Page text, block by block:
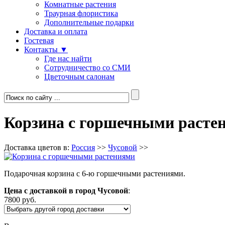
Комнатные растения
Траурная флористика
Дополнительные подарки
Доставка и оплата
Гостевая
Контакты ▼
Где нас найти
Сотрудничество со СМИ
Цветочным салонам
Корзина с горшечными
Доставка цветов в: Россия >> Чусовой >>
Подарочная корзина с 6-ю горшечными растениями.
Цена с доставкой в город Чусовой:
7800 руб.